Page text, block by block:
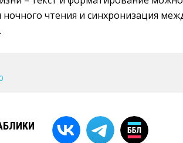
чтения и синхронизация